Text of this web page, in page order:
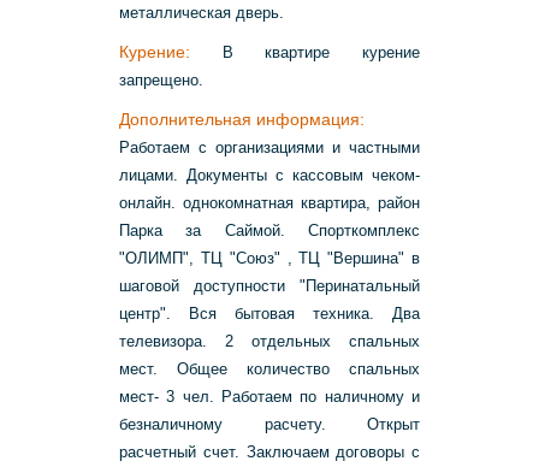
металлическая дверь.
Курение: В квартире курение
запрещено.
Дополнительная информация:
Работаем с организациями и частными
лицами. Документы с кассовым чеком-
онлайн. однокомнатная квартира, район
Парка за Саймой. Спорткомплекс
"ОЛИМП", ТЦ "Союз" , ТЦ "Вершина" в
шаговой доступности "Перинатальный
центр". Вся бытовая техника. Два
телевизора. 2 отдельных спальных
мест. Общее количество спальных
мест- 3 чел. Работаем по наличному и
безналичному расчету. Открыт
расчетный счет. Заключаем договоры с